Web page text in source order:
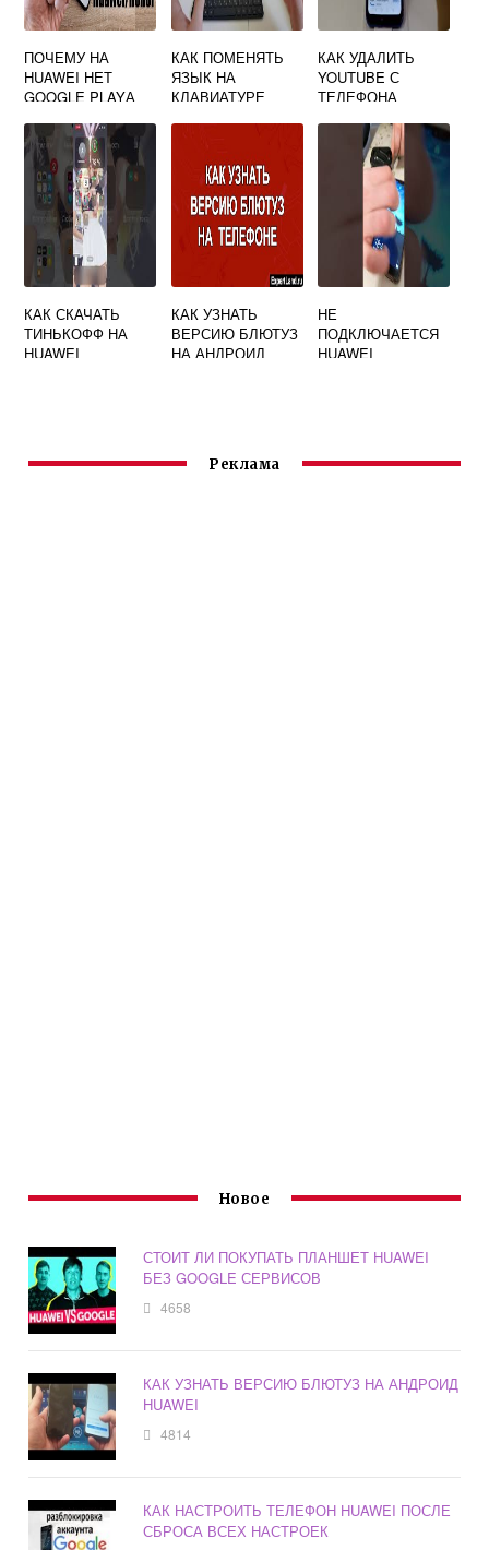
ПОЧЕМУ НА
HUAWEI НЕТ
GOOGLE PLAYА
КАК ПОМЕНЯТЬ
ЯЗЫК НА
КЛАВИАТУРЕ
КАК УДАЛИТЬ
YOUTUBE С
ТЕЛЕФОНА
КАК СКАЧАТЬ
ТИНЬКОФФ НА
HUAWEI
КАК УЗНАТЬ
ВЕРСИЮ БЛЮТУЗ
НА АНДРОИД
НЕ
ПОДКЛЮЧАЕТСЯ
HUAWEI
Реклама
Новое
СТОИТ ЛИ ПОКУПАТЬ ПЛАНШЕТ HUAWEI
БЕЗ GOOGLE СЕРВИСОВ
4658
КАК УЗНАТЬ ВЕРСИЮ БЛЮТУЗ НА АНДРОИД
HUAWEI
4814
КАК НАСТРОИТЬ ТЕЛЕФОН HUAWEI ПОСЛЕ
СБРОСА ВСЕХ НАСТРОЕК